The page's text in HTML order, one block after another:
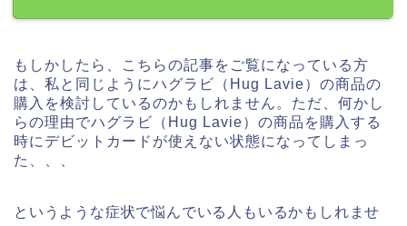
もしかしたら、こちらの記事をご覧になっている方
は、私と同じようにハグラビ（Hug Lavie）の商品の
購入を検討しているのかもしれません。ただ、何かし
らの理由でハグラビ（Hug Lavie）の商品を購入する
時にデビットカードが使えない状態になってしまっ
た、、、
というような症状で悩んでいる人もいるかもしれませ